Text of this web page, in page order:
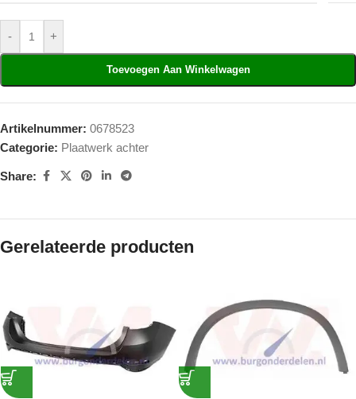
- +
Toevoegen Aan Winkelwagen
Artikelnummer: 0678523
Categorie: Plaatwerk achter
Share:
Gerelateerde producten